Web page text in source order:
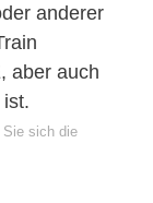
anderer
aber auch
Sie sich die